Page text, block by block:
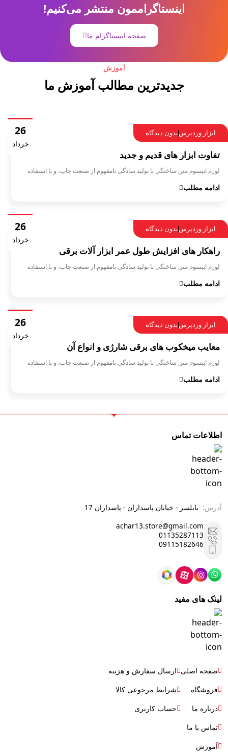
اینستاگراممون منتشر می‌کنیم!
صفحه اینستاگرام ما
آموزش
جدیدترین مطالب آموزش ما
26
خرداد
ابزار وردپرسبدون دیدگاه
تفاوت ابزار های قدیم و جدید
لورم ایپسوم متن ساختگی با تولید سادگی نامفهوم از صنعت چاپ، و با استفاده
ادامه مطلب
26
خرداد
ابزار وردپرسبدون دیدگاه
راهکار های افزایش طول عمر ابزار آلات برقی
لورم ایپسوم متن ساختگی با تولید سادگی نامفهوم از صنعت چاپ، و با استفاده
ادامه مطلب
26
خرداد
ابزار وردپرسبدون دیدگاه
معایب میخکوب های برقی شارژی و انواع آن
لورم ایپسوم متن ساختگی با تولید سادگی نامفهوم از صنعت چاپ، و با استفاده
ادامه مطلب
اطلاعات تماس
آدرس: بابلسر - خیابان پاسداران - پاسداران 17
achar13.store@gmail.com
01135287113
09115182646
لینک های مفید
صفحه اصلی
فروشگاه
درباره ما
تماس با ما
آموزش
ارسال سفارش و هزینه
شرایط مرجوعی کالا
حساب کاربری